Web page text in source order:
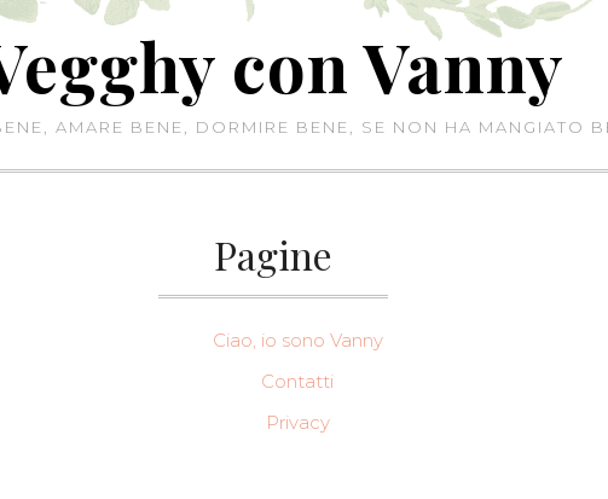
con Vanny
AMARE BENE, DORMIRE BENE, SE NON HA MANGIATO
Pagine
Ciao, io sono Vanny
Contatti
Privacy